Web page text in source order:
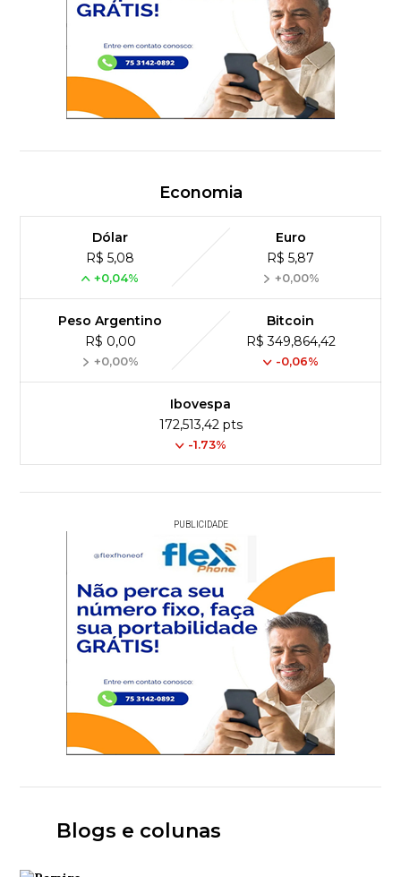
Economia
Dólar
R$ 5,08
+0,04%
Euro
R$ 5,87
+0,00%
Peso Argentino
R$ 0,00
+0,00%
Bitcoin
R$ 349,864,42
-0,06%
Ibovespa
172,513,42 pts
-1.73%
PUBLICIDADE
Blogs e colunas